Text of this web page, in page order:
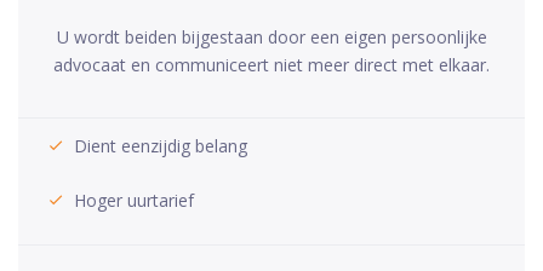
U wordt beiden bijgestaan door een eigen persoonlijke
advocaat en communiceert niet meer direct met elkaar.
Dient eenzijdig belang
Hoger uurtarief